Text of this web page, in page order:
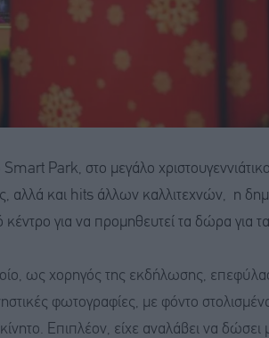
Park, στο μεγάλο
αλλά και hits άλλων καλλιτεχνών, η
για να προμηθευτεί τα δώρα για
ως χορηγός της εκδήλωσης,
φωτογραφίες, με φόντο
Επιπλέον, είχε αναλάβει να δώσει